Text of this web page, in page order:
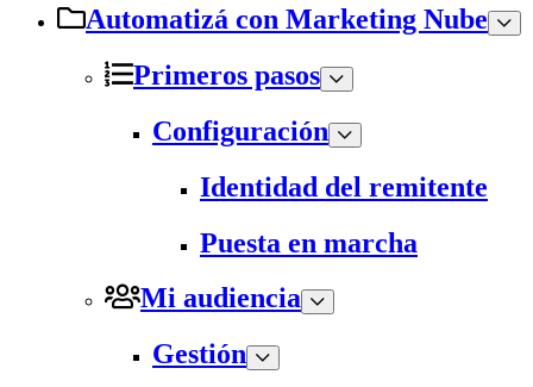
Automatizá con Marketing Nube
Primeros pasos
Configuración
Identidad del remitente
Puesta en marcha
Mi audiencia
Gestión